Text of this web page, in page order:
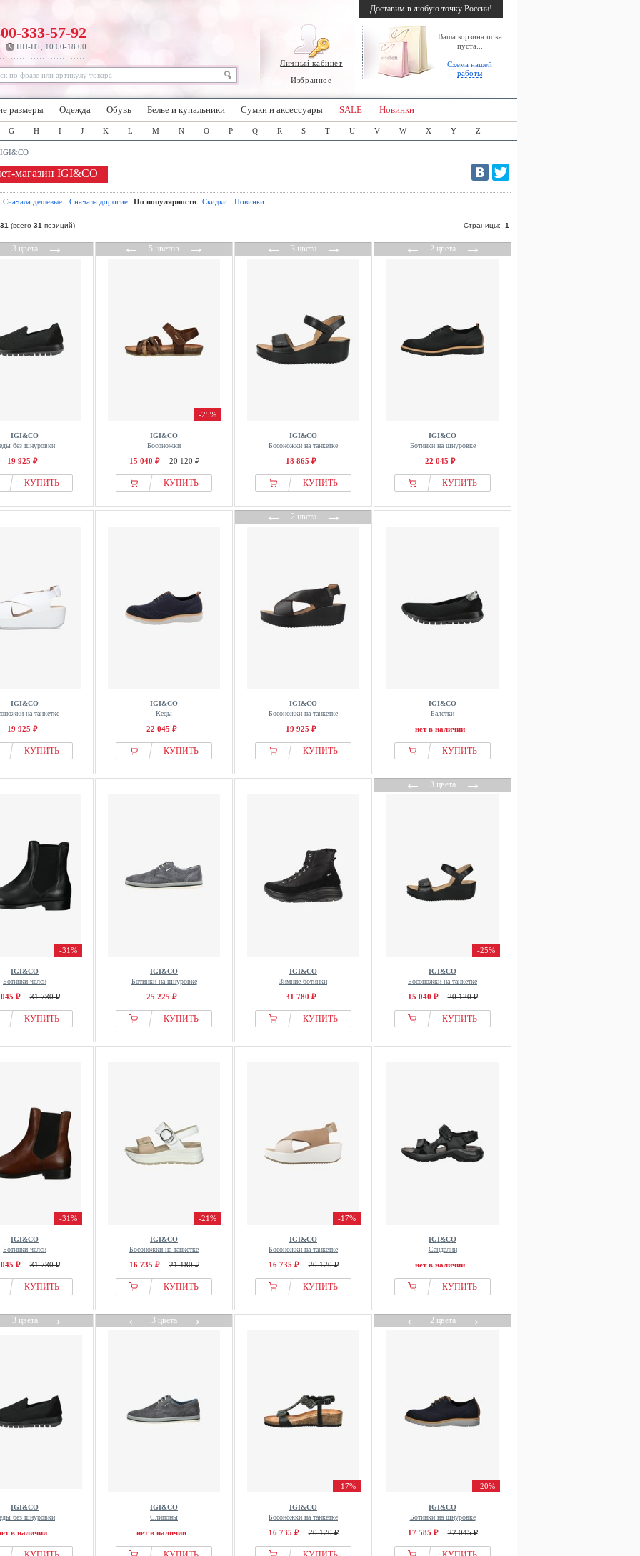
Личный кабинет
Избранное
Ваша корзина пока
пуста...
Схема нашей
работы
333-57-92
ПН-ПТ, 10:00-18:00
Доставим в любую точку России!
размеры Одежда Обувь Белье и купальники Сумки и аксессуары SALE Новинки
G H I J K L M N O P Q R S T U V W X Y Z
IGI&CO
магазин IGI&CO
Сначала дешевые Сначала дорогие По популярности Скидки Новинки
31 (всего 31 позиций) Страницы: 1
3 цвета→
IGI&CO
без шнуровки
19 925 ₽
КУПИТЬ
←5 цветов→
-25%
IGI&CO
Босоножки
15 040 ₽ 20 120 ₽
КУПИТЬ
←3 цвета→
IGI&CO
Босоножки на танкетке
18 865 ₽
КУПИТЬ
←2 цвета→
IGI&CO
Ботинки на шнуровке
22 045 ₽
КУПИТЬ
IGI&CO
на танкетке
19 925 ₽
КУПИТЬ
IGI&CO
Кеды
22 045 ₽
КУПИТЬ
←2 цвета→
IGI&CO
Босоножки на танкетке
19 925 ₽
КУПИТЬ
IGI&CO
Балетки
нет в наличии
КУПИТЬ
-31%
IGI&CO
Ботинки челси
₽ 31 780 ₽
КУПИТЬ
IGI&CO
Ботинки на шнуровке
25 225 ₽
КУПИТЬ
IGI&CO
Зимние ботинки
31 780 ₽
КУПИТЬ
←3 цвета→
-25%
IGI&CO
Босоножки на танкетке
15 040 ₽ 20 120 ₽
КУПИТЬ
-31%
IGI&CO
Ботинки челси
₽ 31 780 ₽
КУПИТЬ
-21%
IGI&CO
Босоножки на танкетке
16 735 ₽ 21 180 ₽
КУПИТЬ
-17%
IGI&CO
Босоножки на танкетке
16 735 ₽ 20 120 ₽
КУПИТЬ
IGI&CO
Сандалии
нет в наличии
КУПИТЬ
3 цвета→
IGI&CO
без шнуровки
в наличии
←3 цвета→
IGI&CO
Слипоны
нет в наличии
-17%
IGI&CO
Босоножки на танкетке
16 735 ₽ 20 120 ₽
←2 цвета→
-20%
IGI&CO
Ботинки на шнуровке
17 585 ₽ 22 045 ₽